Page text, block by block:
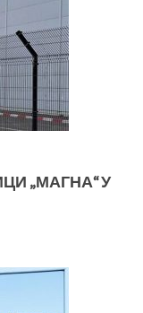
„МАГНА“ У